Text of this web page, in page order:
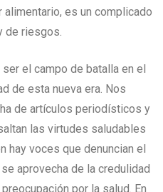
es un complicado
de riesgos.
el campo de batalla en el
de esta nueva era. Nos
de artículos periodísticos y
las virtudes saludables
voces que denuncian el
aprovecha de la credulidad
por la salud. En